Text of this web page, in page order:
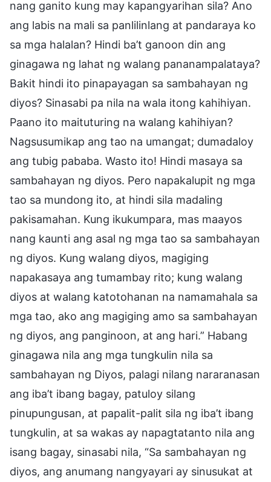
nang ganito kung may kapangyarihan sila? Ano
ang labis na mali sa panlilinlang at pandaraya ko
sa mga halalan? Hindi ba’t ganoon din ang
ginagawa ng lahat ng walang pananampalataya?
Bakit hindi ito pinapayagan sa sambahayan ng
diyos? Sinasabi pa nila na wala itong kahihiyan.
Paano ito maituturing na walang kahihiyan?
Nagsusumikap ang tao na umangat; dumadaloy
ang tubig pababa. Wasto ito! Hindi masaya sa
sambahayan ng diyos. Pero napakalupit ng mga
tao sa mundong ito, at hindi sila madaling
pakisamahan. Kung ikukumpara, mas maayos
nang kaunti ang asal ng mga tao sa sambahayan
ng diyos. Kung walang diyos, magiging
napakasaya ang tumambay rito; kung walang
diyos at walang katotohanan na namamahala sa
mga tao, ako ang magiging amo sa sambahayan
ng diyos, ang panginoon, at ang hari.” Habang
ginagawa nila ang mga tungkulin nila sa
sambahayan ng Diyos, palagi nilang nararanasan
ang iba’t ibang bagay, patuloy silang
pinupungusan, at papalit-palit sila ng iba’t ibang
tungkulin, at sa wakas ay napagtatanto nila ang
isang bagay, sinasabi nila, “Sa sambahayan ng
diyos, ang anumang nangyayari ay sinusukat at